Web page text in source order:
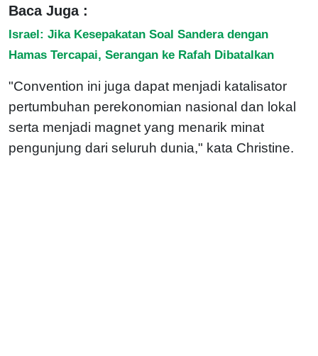
Baca Juga :
Israel: Jika Kesepakatan Soal Sandera dengan
Hamas Tercapai, Serangan ke Rafah Dibatalkan
"Convention ini juga dapat menjadi katalisator
pertumbuhan perekonomian nasional dan lokal
serta menjadi magnet yang menarik minat
pengunjung dari seluruh dunia," kata Christine.